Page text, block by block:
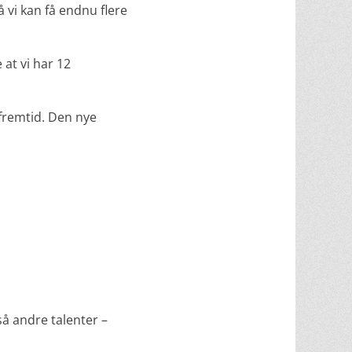
vi kan få endnu flere
at vi har 12
Den nye
andre talenter –